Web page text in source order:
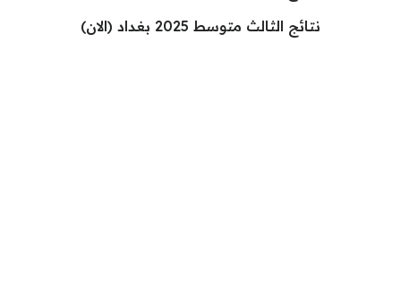
نتائج الثالث متوسط 2025 بغداد (الان)